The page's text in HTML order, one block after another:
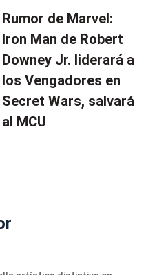
Rumor de Marvel:
Iron Man de Robert
Downey Jr. liderará a
los Vengadores en
Secret Wars, salvará
al MCU